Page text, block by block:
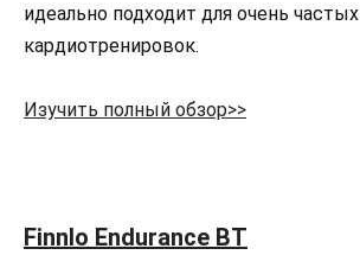
идеально подходит для очень частых
кардиотренировок.
Изучить полный обзор>>
Finnlo Endurance BT